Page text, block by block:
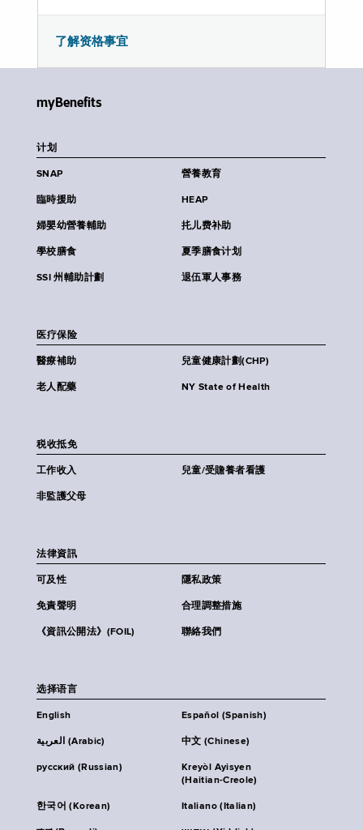
了解资格事宜
myBenefits
计划
SNAP 營養教育
臨時援助 HEAP
婦嬰幼營養輔助 扥儿费补助
學校膳食 夏季膳食计划
SSI 州輔助計劃 退伍軍人事務
医疗保险
醫療補助 兒童健康計劃(CHP)
老人配藥 NY State of Health
税收抵免
工作收入 兒童/受贍養者看護
非監護父母
法律資訊
可及性 隱私政策
免責聲明 合理調整措施
《資訊公開法》(FOIL) 聯絡我們
选择语言
English Español (Spanish)
العربية (Arabic) 中文 (Chinese)
русский (Russian)
Kreyòl Ayisyen
(Haitian-Creole)
한국어 (Korean) Italiano (Italian)